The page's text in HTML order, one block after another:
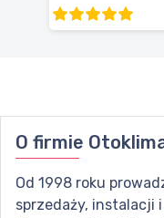
O firmie
Od 1998 roku
sprzedaży, instalacji